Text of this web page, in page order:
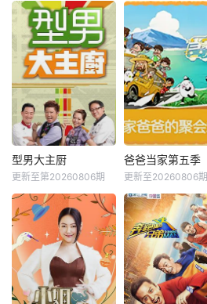
型男大主厨
更新至第20260806期
爸爸当家第五季
更新至20260806期